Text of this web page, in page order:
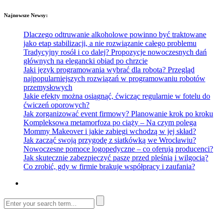
Najnowsze Newsy:
Dlaczego odtruwanie alkoholowe powinno być traktowane
jako etap stabilizacji, a nie rozwiązanie całego problemu
Tradycyjny rosół i co dalej? Propozycje nowoczesnych dań
głównych na elegancki obiad po chrzcie
Jaki język programowania wybrać dla robota? Przegląd
najpopularniejszych rozwiązań w programowaniu robotów
przemysłowych
Jakie efekty można osiągnąć, ćwicząc regularnie w fotelu do
ćwiczeń oporowych?
Jak zorganizować event firmowy? Planowanie krok po kroku
Kompleksowa metamorfoza po ciąży – Na czym polega
Mommy Makeover i jakie zabiegi wchodzą w jej skład?
Jak zacząć swoją przygodę z siatkówką we Wrocławiu?
Nowoczesne pomoce logopedyczne – co oferują producenci?
Jak skutecznie zabezpieczyć paszę przed pleśnią i wilgocią?
Co zrobić, gdy w firmie brakuje współpracy i zaufania?